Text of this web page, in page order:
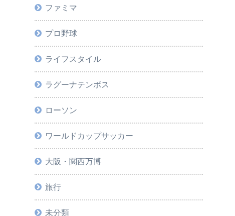
ファミマ
プロ野球
ライフスタイル
ラグーナテンボス
ローソン
ワールドカップサッカー
大阪・関西万博
旅行
未分類